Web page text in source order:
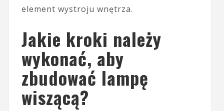
element wystroju wnętrza.
Jakie kroki należy
wykonać, aby
zbudować lampę
wiszącą?